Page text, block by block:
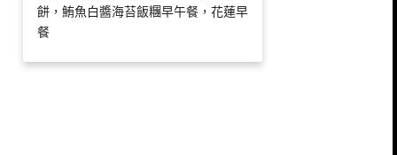
餅，鮪魚白醬海苔飯糰早午餐，花蓮早
餐